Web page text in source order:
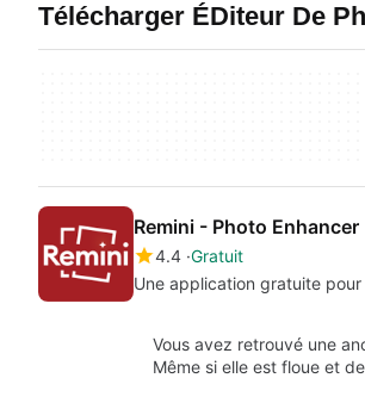
Télécharger ÉDiteur De
Remini - Photo Enhancer
4.4 Gratuit
Une application gratuite
Vous avez retrouvé une
Même si elle est floue et